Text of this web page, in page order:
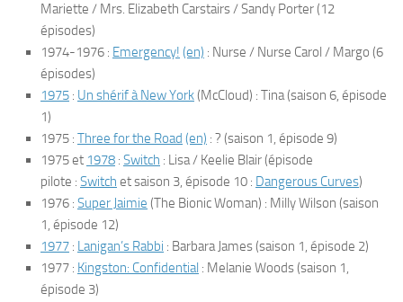
Mariette / Mrs. Elizabeth Carstairs / Sandy Porter(12
épisodes)
1974-1976 : Emergency! (en) : Nurse / Nurse Carol / Margo (6
épisodes)
1975 : Un shérif à New York(McCloud) : Tina(saison 6, épisode
1)
1975 : Three for the Road (en) : ? (saison 1, épisode 9)
1975 et 1978 : Switch : Lisa / Keelie Blair(épisode
pilote : Switch et saison 3, épisode 10 : Dangerous Curves)
1976 : Super Jaimie (The Bionic Woman) : Milly Wilson (saison
1, épisode 12)
1977 : Lanigan’s Rabbi : Barbara James(saison 1, épisode 2)
1977 : Kingston: Confidential : Melanie Woods(saison 1,
épisode 3)